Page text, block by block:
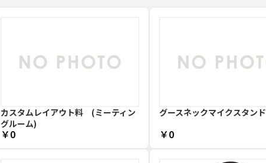
カスタムレイアウト料 (ミーティン
グルーム)
￥0
グースネックマイクスタンド
￥0